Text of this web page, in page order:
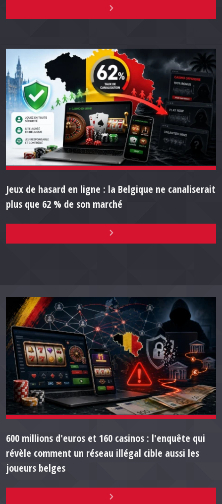
Jeux de hasard en ligne : la Belgique ne canaliserait
plus que 62 % de son marché
600 millions d'euros et 160 casinos : l'enquête qui
révèle comment un réseau illégal cible aussi les
joueurs belges